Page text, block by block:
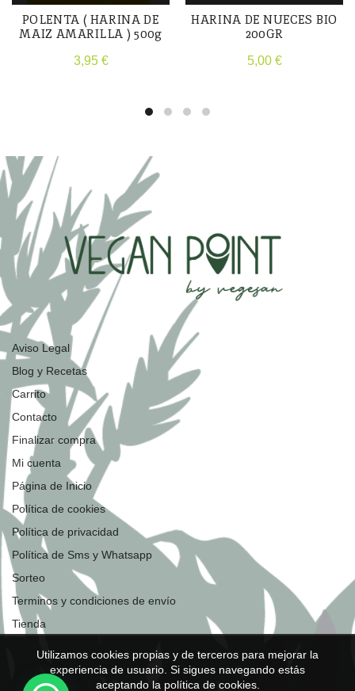
POLENTA ( HARINA DE
MAIZ AMARILLA ) 500g
3,95 €
HARINA DE NUECES BIO
200GR
5,00 €
Aviso Legal
Blog y Recetas
Carrito
Contacto
Finalizar compra
Mi cuenta
Página de Inicio
Política de cookies
Política de privacidad
Política de Sms y Whatsapp
Sorteo
Terminos y condiciones de envío
Tienda
Utilizamos cookies propias y de terceros para mejorar la
experiencia de usuario. Si sigues navegando estás
aceptando la política de cookies.